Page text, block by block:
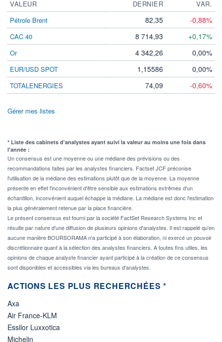
VALEUR DERNIER
VAR.
Pétrole Brent
82,35 -0,88%
CAC 40 8 714,93 +0,17%
Or 4 342,26 0,00%
EUR/USD SPOT 1,15586 0,00%
TOTALENERGIES 74,09 -0,60%
Gérer mes listes
* Liste des cabinets d'analystes ayant suivi la valeur au moins une fois dans
l'année :
Un consensus est une moyenne ou une médiane des prévisions ou des
recommandations faites par les analystes financiers. Factset JCF préconise
l'utilisation de la médiane des estimations plutôt que de la moyenne. La moyenne
présente en effet l'inconvénient d'être sensible aux estimations extrêmes d'un
échantillon, inconvénient auquel échappe la médiane. La médiane est donc l'estimation
la plus généralement retenue par la place financière.
Le présent consensus est fourni par la société FactSet Research Systems Inc et
résulte par nature d'une diffusion de plusieurs opinions d'analystes. Il est rappelé qu'en
aucune manière BOURSORAMA n'a participé à son élaboration, ni exercé un pouvoir
discrétionnaire quant à la sélection des analystes financiers. A toutes fins utiles, les
opinions de chaque analyste financier ayant participé à la création de ce consensus
sont disponibles et accessibles via les bureaux d'analystes.
ACTIONS LES PLUS RECHERCHÉES *
Axa
Air France-KLM
Essilor Luxxotica
Michelin